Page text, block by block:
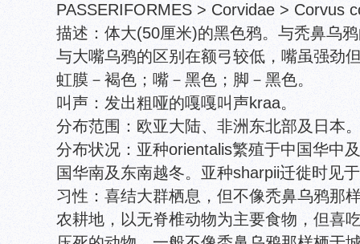
PASSERIFORMES > Corvidae > Corvus
描述：体大(50厘米)的黑色鸦。与秃鼻乌
与大嘴乌鸦的区别在额弓较低，嘴虽强劲
虹膜－褐色；嘴－黑色；脚－黑色。
叫声：发出粗哑的嘎嘎叫声kraa。
分布范围：欧亚大陆、非洲东北部及日本
分布状况：亚种orientalis繁殖于中国华中
国华南及东南越冬。亚种sharpii迁徙时见
习性：喜结大群栖息，但不像秃鼻乌鸦那
农耕地，以无脊椎动物为主要食物，但喜